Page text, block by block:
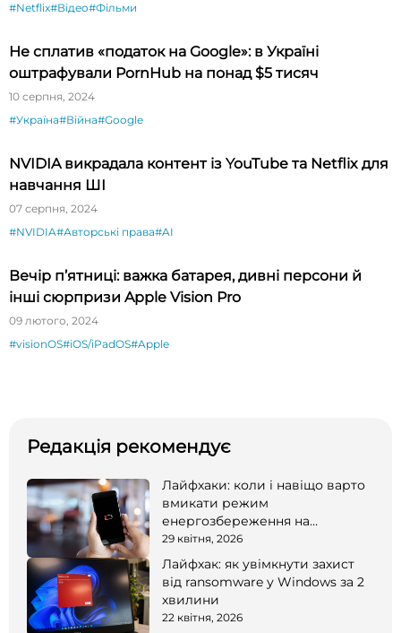
#Netflix#Відео#Фільми
Не сплатив «податок на Google»: в Україні
оштрафували PornHub на понад $5 тисяч
10 серпня, 2024
#Україна#Війна#Google
NVIDIA викрадала контент із YouTube та Netflix для
навчання ШІ
07 серпня, 2024
#NVIDIA#Авторські права#AI
Вечір п’ятниці: важка батарея, дивні персони й
інші сюрпризи Apple Vision Pro
09 лютого, 2024
#visionOS#iOS/iPadOS#Apple
Редакція рекомендує
Лайфхаки: коли і навіщо варто
вмикати режим
енергозбереження на
смартфоні
29 квітня, 2026
Лайфхак: як увімкнути захист
від ransomware у Windows за 2
хвилини
22 квітня, 2026